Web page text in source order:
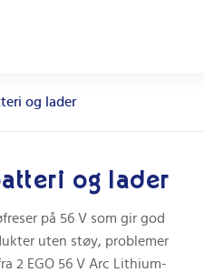
og lader
og lader
på 56 V som gir god
uten støy, problemer
2 EGO 56 V Arc Lithium-